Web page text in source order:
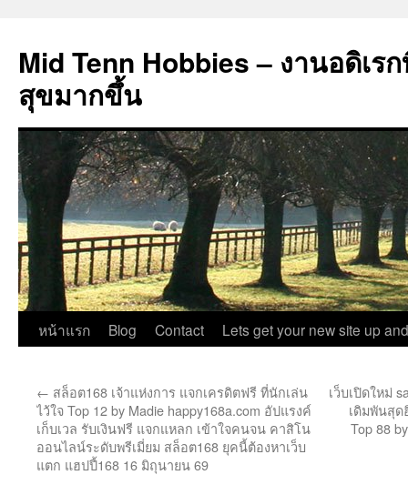
Mid Tenn Hobbies – งานอดิเ
สุขมากขึ้น
ข้าม
ยัง
เนื้อหา
หน้าแรก Blog Contact Lets get your new site up
← สล็อต168 เจ้าแห่งการ แจกเครดิตฟรี ที่นักเล่น
ไว้ใจ Top 12 by Madie happy168a.com อัปแรงค์
เก็บเวล รับเงินฟรี แจกแหลก เข้าใจคนจน คาสิโน
ออนไลน์ระดับพรีเมี่ยม สล็อต168 ยุคนี้ต้องหาเว็บ
แตก แฮปปี้168 16 มิถุนายน 69
เว็บเปิดใหม่
เดิมพันสุด
Top 88